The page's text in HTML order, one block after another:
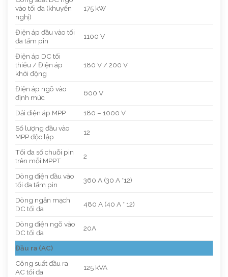
vào tối đa (khuyến
nghị)
175 kW
Điện áp đầu vào tối
đa tấm pin
1100 V
Điện áp DC tối
thiểu / Điện áp
khởi động
180 V / 200 V
Điện áp ngõ vào
định mức
600 V
Dải điện áp MPP
180 – 1000 V
Số lượng đầu vào
MPP độc lập
12
Tối đa số chuỗi pin
trên mỗi MPPT
2
Dòng điện đầu vào
tối đa tấm pin
360 A (30 A *12)
Dòng ngắn mạch
DC tối đa
480 A (40 A * 12)
Dòng điện ngõ vào
DC tối đa
20A
Đầu ra (AC)
Công suất đầu ra
AC tối đa
125 kVA